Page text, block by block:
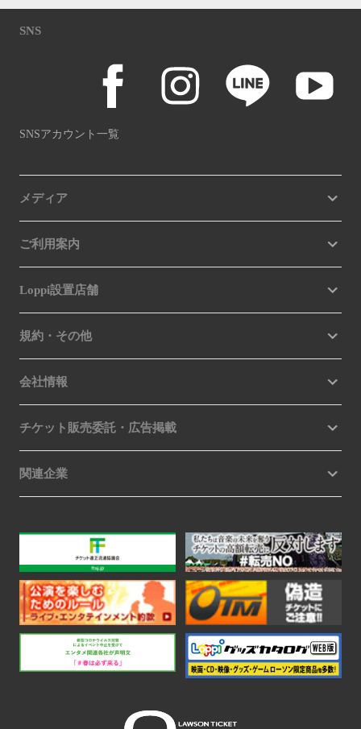
SNS
SNSアカウント一覧
メディア
ご利用案内
Loppi設置店舗
規約・その他
会社情報
チケット販売委託・広告掲載
関連企業